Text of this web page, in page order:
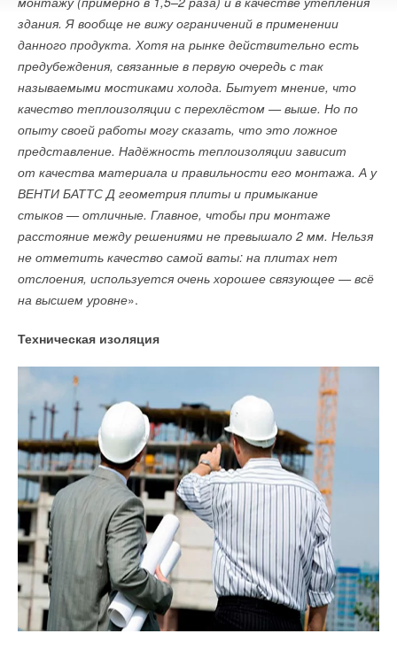
здания. Я вообще не вижу ограничений в применении
данного продукта. Хотя на рынке действительно есть
предубеждения, связанные в первую очередь с так
называемыми мостиками холода. Бытует мнение, что
качество теплоизоляции с перехлёстом — выше. Но по
опыту своей работы могу сказать, что это ложное
представление. Надёжность теплоизоляции зависит
от качества материала и правильности его монтажа. А у
ВЕНТИ БАТТС Д геометрия плиты и примыкание
стыков — отличные. Главное, чтобы при монтаже
расстояние между решениями не превышало 2 мм. Нельзя
не отметить качество самой ваты: на плитах нет
отслоения, используется очень хорошее связующее — всё
на высшем уровне».
Техническая изоляция